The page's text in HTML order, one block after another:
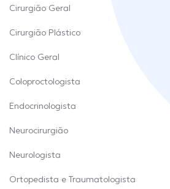
Cirurgião Geral
Cirurgião Plástico
Clínico Geral
Coloproctologista
Endocrinologista
Neurocirurgião
Neurologista
Ortopedista e Traumatologista